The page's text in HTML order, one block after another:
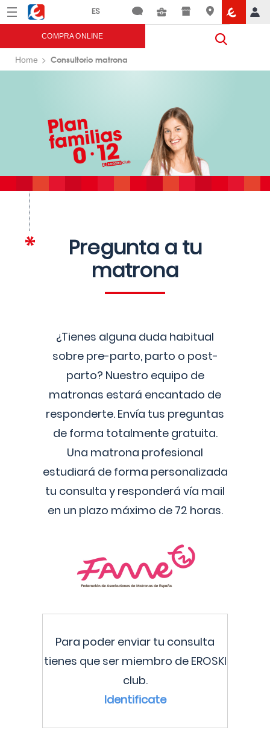
Menú Eroski
COMPRA ONLINE
Home Consultorio matrona
Pregunta a tu
matrona
¿Tienes alguna duda habitual
sobre pre-parto, parto o post-
parto? Nuestro equipo de
matronas estará encantado de
responderte. Envía tus preguntas
de forma totalmente gratuita.
Una matrona profesional
estudiará de forma personalizada
tu consulta y responderá vía mail
en un plazo máximo de 72 horas.
Para poder enviar tu consulta
tienes que ser miembro de EROSKI
club.
Identificate